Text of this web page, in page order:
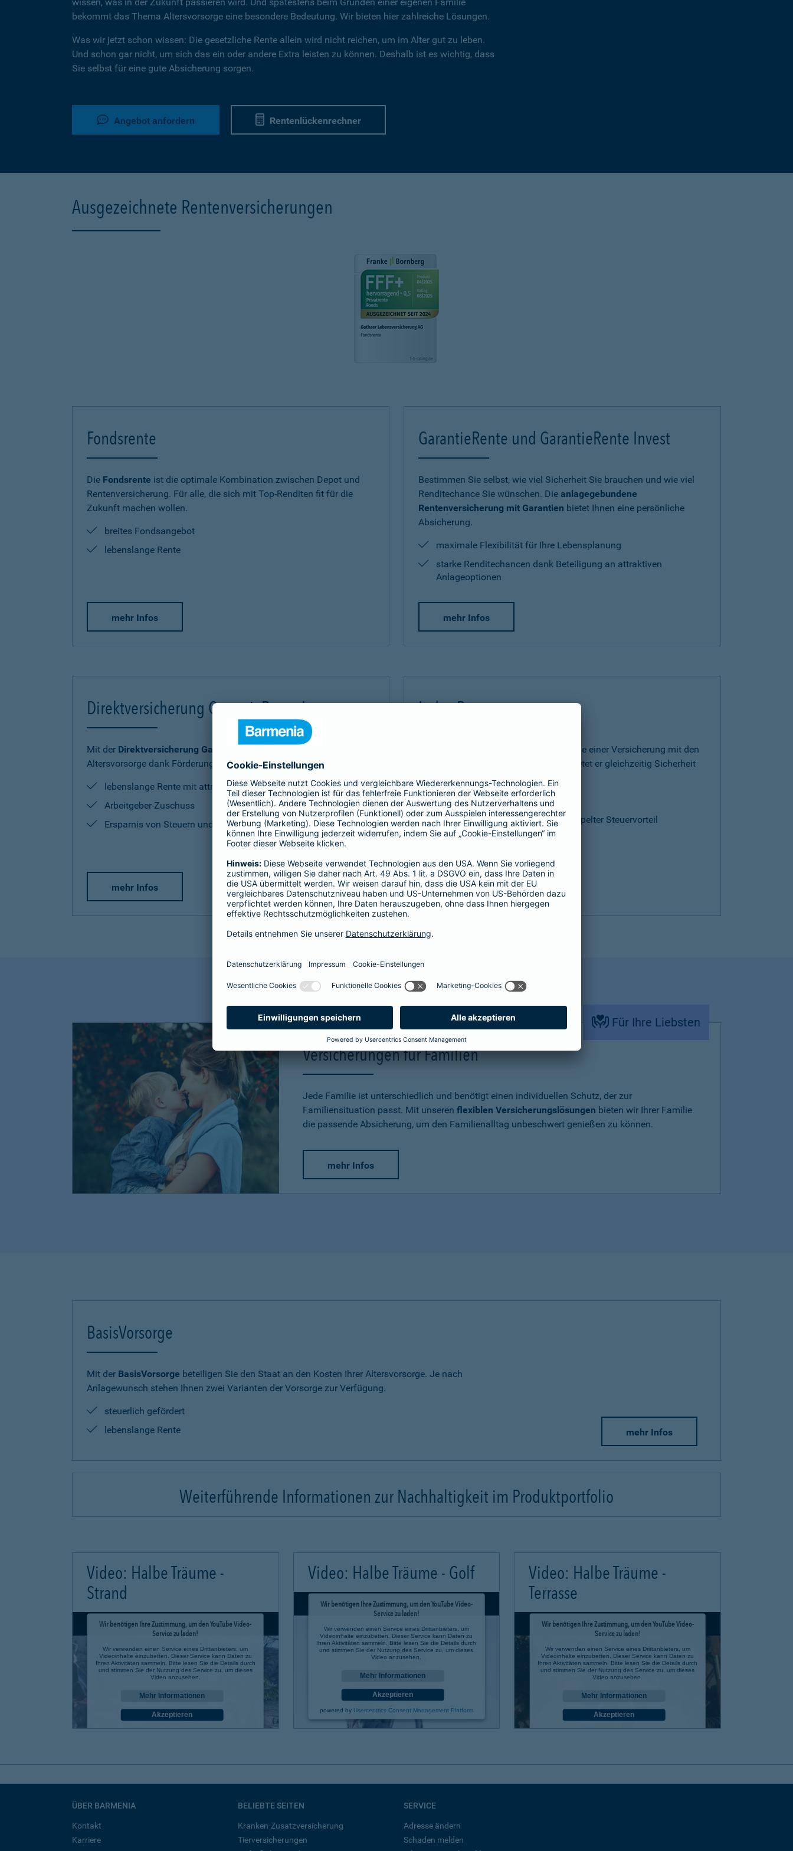
bekommt das Thema Altersvorsorge eine besondere Bedeutung. Wir bieten hier zahlreiche Lösungen.
Was wir jetzt schon wissen: Die gesetzliche Rente allein wird nicht reichen, um im Alter gut zu leben.
Und schon gar nicht, um sich das ein oder andere Extra leisten zu können. Deshalb ist es wichtig, dass
Sie selbst für eine gute Absicherung sorgen.
Angebot anfordern Rentenlückenrechner
Ausgezeichnete Rentenversicherungen
Fondsrente
Die Fondsrente ist die optimale Kombination zwischen Depot und
Rentenversicherung. Für alle, die sich mit Top-Renditen fit für die
Zukunft machen wollen.
breites Fondsangebot
lebenslange Rente
mehr Infos
GarantieRente und GarantieRente Invest
Bestimmen Sie selbst, wie viel Sicherheit Sie brauchen und wie viel
Renditechance Sie wünschen. Die anlagegebundene
Rentenversicherung mit Garantien bietet Ihnen eine persönliche
Absicherung.
maximale Flexibilität für Ihre Lebensplanung
starke Renditechancen dank Beteiligung an attraktiven
Anlageoptionen
mehr Infos
Direktversicherung GarantieRente Invest
Mit der Direktversicherung GarantieRente Invest
Altersvorsorge dank Förderung sicher und umfangreich auf.
lebenslange Rente mit attraktiver Renditechance
Arbeitgeber-Zuschuss
Ersparnis von Steuern und Sozialabgaben
mehr Infos
Index Protect
kombiniert die Vorteile einer Versicherung mit den
Vorteilen einer Kapitalanlage. Somit bietet er gleichzeitig Sicherheit
und Renditechancen.
wählbare Beitragsgarantie
attraktive Renditechancen und doppelter Steuervorteil
mehr Infos
Für Ihre Liebsten
Versicherungen für Familien
Jede Familie ist unterschiedlich und benötigt einen individuellen Schutz, der zur
Familiensituation passt. Mit unseren flexiblen Versicherungslösungen bieten wir Ihrer Familie
die passende Absicherung, um den Familienalltag unbeschwert genießen zu können.
mehr Infos
BasisVorsorge
Mit der BasisVorsorge beteiligen Sie den Staat an den Kosten Ihrer Altersvorsorge. Je nach
Anlagewunsch stehen Ihnen zwei Varianten der Vorsorge zur Verfügung.
steuerlich gefördert
lebenslange Rente
mehr Infos
Weiterführende Informationen zur Nachhaltigkeit im Produktportfolio
Video: Halbe Träume -
Strand
Wir benötigen Ihre Zustimmung, um den YouTube Video-
Service zu laden!
Wir verwenden einen Service eines Drittanbieters, um
Videoinhalte einzubetten. Dieser Service kann Daten zu
Ihren Aktivitäten sammeln. Bitte lesen Sie die Details durch
und stimmen Sie der Nutzung des Service zu, um dieses
Video anzusehen.
Mehr Informationen
Akzeptieren
powered byUsercentrics Consent Management Platform
Video: Halbe Träume - Golf
Wir benötigen Ihre Zustimmung, um den YouTube Video-
Service zu laden!
Wir verwenden einen Service eines Drittanbieters, um
Videoinhalte einzubetten. Dieser Service kann Daten zu
Ihren Aktivitäten sammeln. Bitte lesen Sie die Details durch
und stimmen Sie der Nutzung des Service zu, um dieses
Video anzusehen.
Mehr Informationen
Akzeptieren
powered by Usercentrics Consent Management Platform
Video: Halbe Träume -
Terrasse
Wir benötigen Ihre Zustimmung, um den YouTube Video-
Service zu laden!
Wir verwenden einen Service eines Drittanbieters, um
Videoinhalte einzubetten. Dieser Service kann Daten zu
Ihren Aktivitäten sammeln. Bitte lesen Sie die Details durch
und stimmen Sie der Nutzung des Service zu, um dieses
Video anzusehen.
Mehr Informationen
Akzeptieren
powered byUsercentrics Consent Management Platform
ÜBER BARMENIA
Kontakt
Karriere
BELIEBTE SEITEN
Kranken-Zusatzversicherung
Tierversicherungen
SERVICE
Adresse ändern
Schaden melden